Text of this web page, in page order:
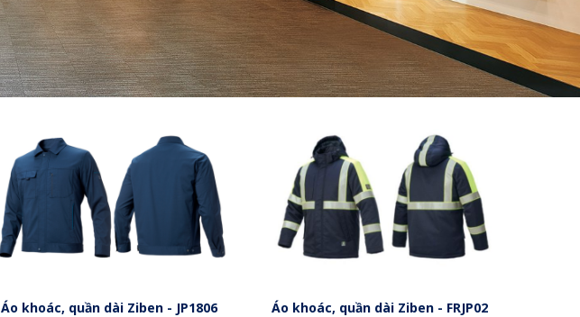
Áo khoác, quần dài Ziben - JP1806 Áo khoác, quần dài Ziben - FRJP02